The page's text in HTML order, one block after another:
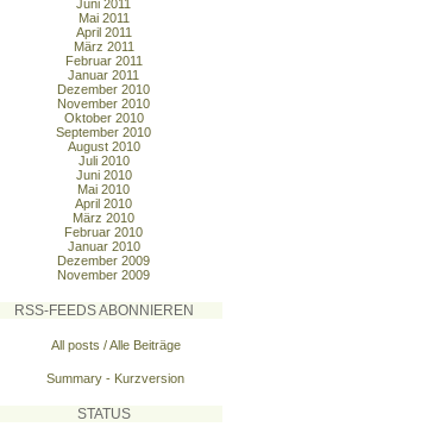
Juni 2011
Mai 2011
April 2011
März 2011
Februar 2011
Januar 2011
Dezember 2010
November 2010
Oktober 2010
September 2010
August 2010
Juli 2010
Juni 2010
Mai 2010
April 2010
März 2010
Februar 2010
Januar 2010
Dezember 2009
November 2009
RSS-FEEDS ABONNIEREN
All posts / Alle Beiträge
Summary - Kurzversion
STATUS